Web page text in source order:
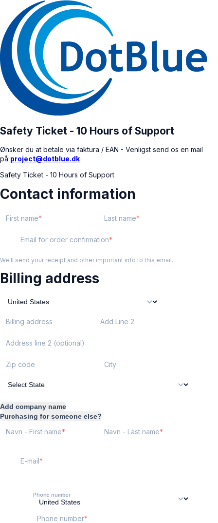
Safety Ticket - 10 Hours of Support
Ønsker du at betale via faktura / EAN - Venligst send os en mail
på project@dotblue.dk
Safety Ticket - 10 Hours of Support
Contact information
First name Last name
Email for order confirmation
We'll send your receipt and other important info to this email.
Billing address
Billing address Add Line 2
Address line 2 (optional)
Zip code City
Add company name
Purchasing for someone else?
Navn - First name Navn - Last name
E-mail
Phone number
Phone number